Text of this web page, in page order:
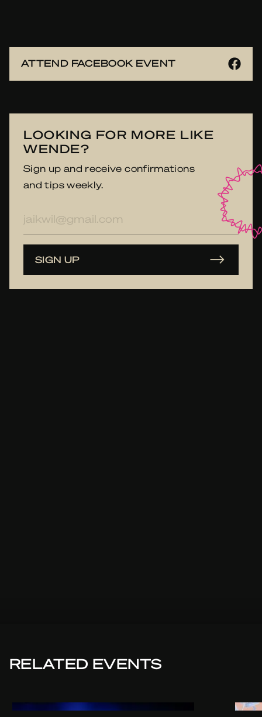
ATTEND FACEBOOK EVENT
LOOKING FOR MORE LIKE
WENDE?
Sign up and receive confirmations
and tips weekly.
mailadres
SIGN UP
RELATED EVENTS